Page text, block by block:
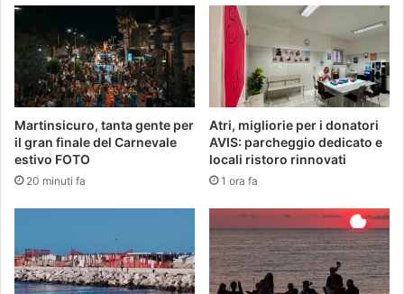
Martinsicuro, tanta gente per
il gran finale del Carnevale
estivo FOTO
20 minuti fa
Atri, migliorie per i donatori
AVIS: parcheggio dedicato e
locali ristoro rinnovati
1 ora fa